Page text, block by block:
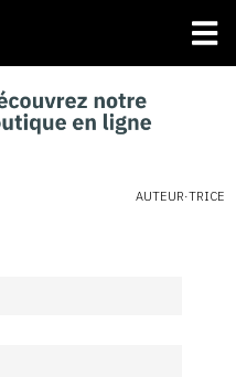
AUTEUR·TRICE